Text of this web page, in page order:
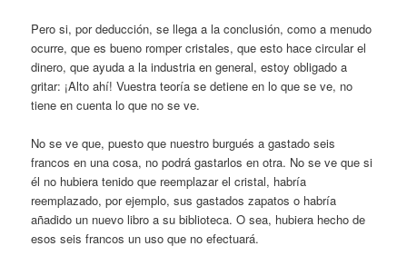
Pero si, por deducción, se llega a la conclusión, como a menudo
ocurre, que es bueno romper cristales, que esto hace circular el
dinero, que ayuda a la industria en general, estoy obligado a
gritar: ¡Alto ahí! Vuestra teoría se detiene en lo que se ve, no
tiene en cuenta lo que no se ve.
No se ve que, puesto que nuestro burgués a gastado seis
francos en una cosa, no podrá gastarlos en otra. No se ve que si
él no hubiera tenido que reemplazar el cristal, habría
reemplazado, por ejemplo, sus gastados zapatos o habría
añadido un nuevo libro a su biblioteca. O sea, hubiera hecho de
esos seis francos un uso que no efectuará.